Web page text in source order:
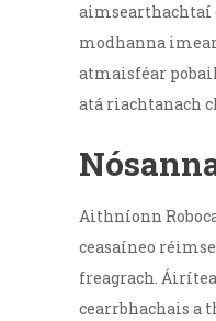
aimsearthachtaí
modhanna
atmaisféar
atá riachtanach
Aithníonn
ceasaíneo
freagrach.
cearrbhachais a